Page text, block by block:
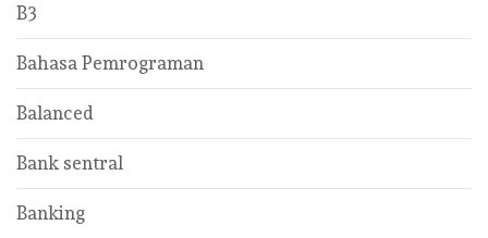
B3
Bahasa Pemrograman
Balanced
Bank sentral
Banking